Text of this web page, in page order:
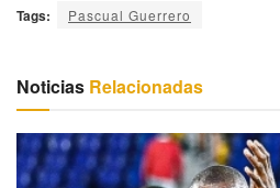
Tags: Pascual Guerrero
Noticias Relacionadas